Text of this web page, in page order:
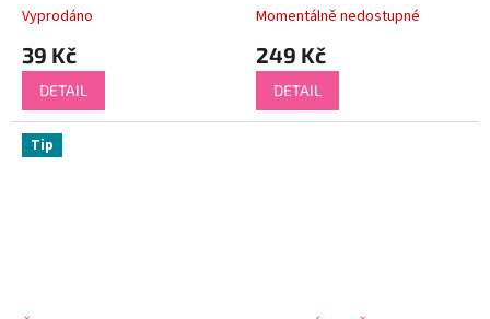
Vyprodáno
39 Kč
DETAIL
Momentálně nedostupné
249 Kč
DETAIL
Tip